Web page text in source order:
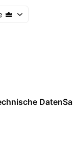
Daten